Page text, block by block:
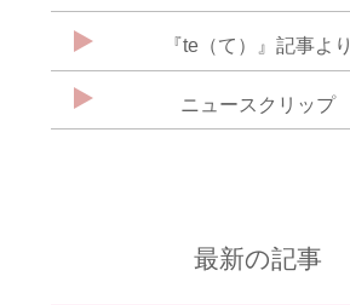
『te（て）』記事より
ニュースクリップ
最新の記事